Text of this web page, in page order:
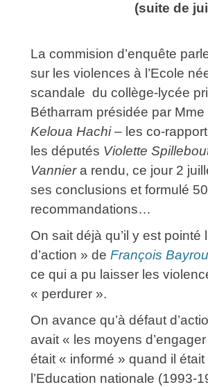
(suite de juillet
La commision d’enquête
sur les violences à l’Ecole
scandale du collège-lycée
Bétharram présidée par Mme
Keloua Hachi – les co-
les députés Violette
Vanniera rendu, ce jour 2
ses conclusions et formulé 50
recommandations…
On sait déjà qu’il y est pointé
d’action » de François Bayrou
ce qui a pu laisser les
« perdurer ».
On avance qu’à défaut
avait « les moyens d’engager
était « informé » quand il
l’Education nationale (1993-